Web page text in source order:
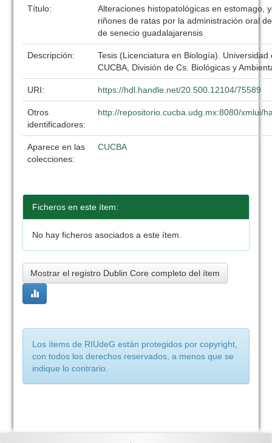
Título:
Alteraciones histopatológicas en estomago,
riñones de ratas por la administración oral
de senecio guadalajarensis
Descripción:
Tesis (Licenciatura en Biología). Universidad
CUCBA, División de Cs. Biológicas y
URI: https://hdl.handle.net/20.500.12104/75589
Otros
identificadores:
http://repositorio.cucba.udg.mx:8080/xmlui/
Aparece en las
colecciones:
CUCBA
Ficheros en este ítem:
No hay ficheros asociados a este ítem.
Mostrar el registro Dublin Core completo del ítem
Los ítems de RIUdeG están protegidos por copyright,
con todos los derechos reservados, a menos que se
indique lo contrario.